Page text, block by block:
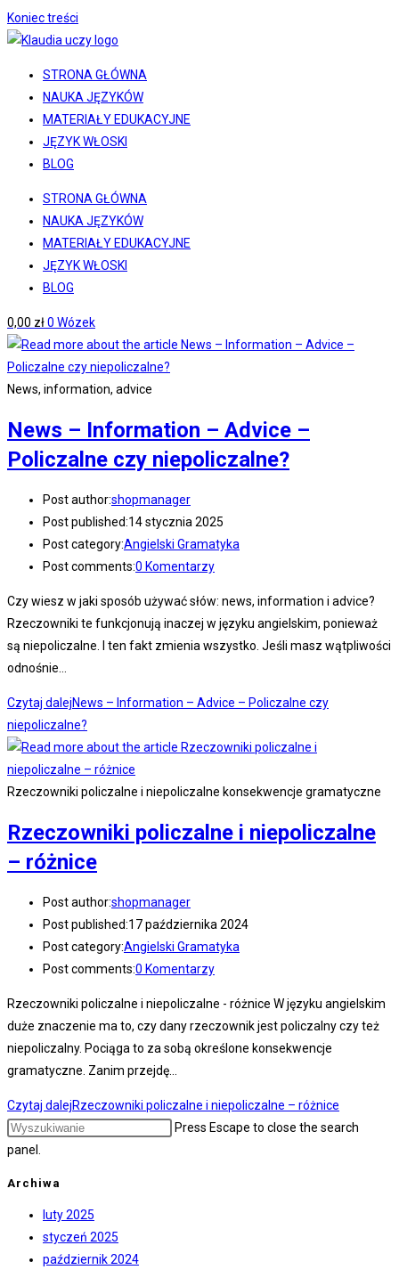
Koniec treści
STRONA GŁÓWNA
NAUKA JĘZYKÓW
MATERIAŁY EDUKACYJNE
JĘZYK WŁOSKI
BLOG
STRONA GŁÓWNA
NAUKA JĘZYKÓW
MATERIAŁY EDUKACYJNE
JĘZYK WŁOSKI
BLOG
0,00 zł0 Wózek
News, information, advice
News – Information – Advice –
Policzalne czy niepoliczalne?
Post author:shopmanager
Post published:14 stycznia 2025
Post category:Angielski Gramatyka
Post comments:0 Komentarzy
Czy wiesz w jaki sposób używać słów: news, information i advice?
Rzeczowniki te funkcjonują inaczej w języku angielskim, ponieważ
są niepoliczalne. I ten fakt zmienia wszystko. Jeśli masz wątpliwości
odnośnie…
Czytaj dalejNews – Information – Advice – Policzalne czy
niepoliczalne?
Rzeczowniki policzalne i niepoliczalne konsekwencje gramatyczne
Rzeczowniki policzalne i niepoliczalne
– różnice
Post author:shopmanager
Post published:17 października 2024
Post category:Angielski Gramatyka
Post comments:0 Komentarzy
Rzeczowniki policzalne i niepoliczalne - różnice W języku angielskim
duże znaczenie ma to, czy dany rzeczownik jest policzalny czy też
niepoliczalny. Pociąga to za sobą określone konsekwencje
gramatyczne. Zanim przejdę…
Czytaj dalejRzeczowniki policzalne i niepoliczalne – różnice
Press Escape to close the search
panel.
Archiwa
luty 2025
styczeń 2025
październik 2024